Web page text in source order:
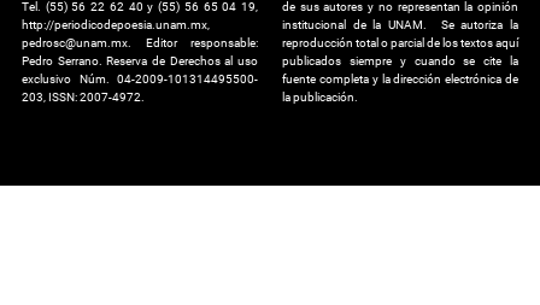
Tel. (55) 56 22 62 40 y (55) 56 65 04 19,
http://periodicodepoesia.unam.mx,
pedrosc@unam.mx. Editor responsable:
Pedro Serrano. Reserva de Derechos al uso
exclusivo Núm. 04-2009-101314495500-
203, ISSN: 2007-4972.
de sus autores y no representan la opinión
institucional de la UNAM. Se autoriza la
reproducción total o parcial de los textos aquí
publicados siempre y cuando se cite la
fuente completa y la dirección electrónica de
la publicación.